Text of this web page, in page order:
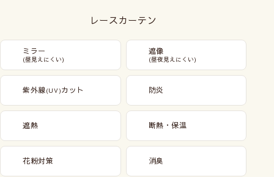
レースカーテン
ミラー
(昼見えにくい)
遮像
(昼夜見えにくい)
紫外線(UV)カット 防炎
遮熱 断熱・保温
花粉対策 消臭